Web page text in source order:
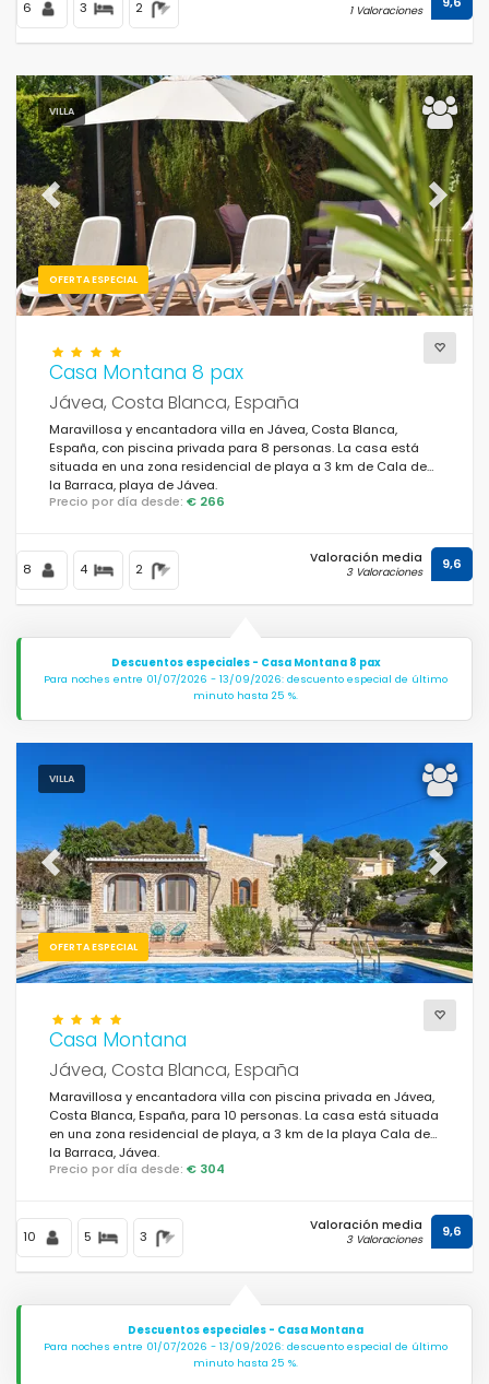
6 3 2 1 Valoraciones
VILLA
OFERTA ESPECIAL
Previous Next
Casa Montana 8 pax
Jávea, Costa Blanca, España
Maravillosa y encantadora villa en Jávea, Costa Blanca,
España, con piscina privada para 8 personas. La casa está
situada en una zona residencial de playa a 3 km de Cala de
la Barraca, playa de Jávea.
Precio por día desde: € 266
8 4 2
Valoración media
3 Valoraciones 9,6
Descuentos especiales - Casa Montana 8 pax
Para noches entre 01/07/2026 - 13/09/2026: descuento especial de último
minuto hasta 25 %.
VILLA
OFERTA ESPECIAL
Previous Next
Casa Montana
Jávea, Costa Blanca, España
Maravillosa y encantadora villa con piscina privada en Jávea,
Costa Blanca, España, para 10 personas. La casa está situada
en una zona residencial de playa, a 3 km de la playa Cala de
la Barraca, Jávea.
Precio por día desde: € 304
10 5 3
Valoración media
3 Valoraciones 9,6
Descuentos especiales - Casa Montana
Para noches entre 01/07/2026 - 13/09/2026: descuento especial de último
minuto hasta 25 %.